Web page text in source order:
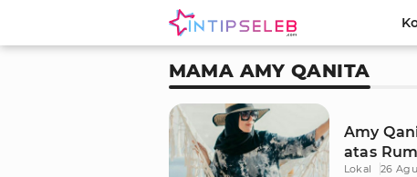
MAMA AMY QANITA
Amy
atas
Lokal 26